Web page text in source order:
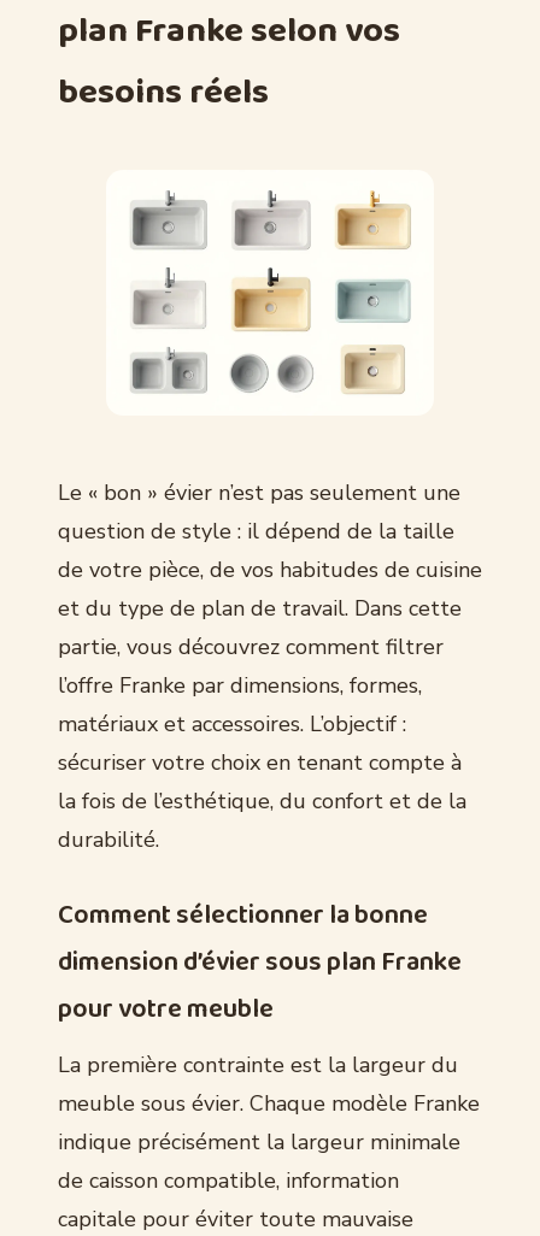
plan Franke selon vos
besoins réels
Le « bon » évier n’est pas seulement une
question de style : il dépend de la taille
de votre pièce, de vos habitudes de cuisine
et du type de plan de travail. Dans cette
partie, vous découvrez comment filtrer
l’offre Franke par dimensions, formes,
matériaux et accessoires. L’objectif :
sécuriser votre choix en tenant compte à
la fois de l’esthétique, du confort et de la
durabilité.
Comment sélectionner la bonne
dimension d’évier sous plan Franke
pour votre meuble
La première contrainte est la largeur du
meuble sous évier. Chaque modèle Franke
indique précisément la largeur minimale
de caisson compatible, information
capitale pour éviter toute mauvaise